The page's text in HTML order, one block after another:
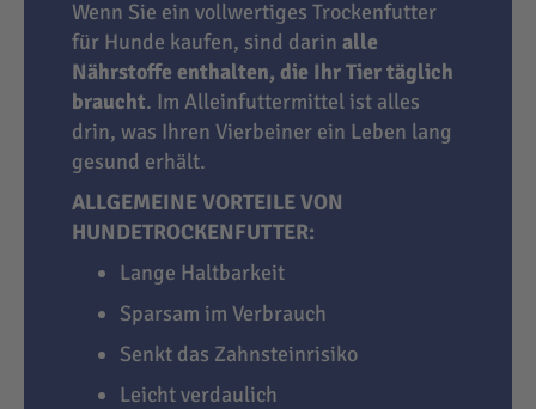
Wenn Sie ein vollwertiges Trockenfutter
für Hunde kaufen, sind darin alle
Nährstoffe enthalten, die Ihr Tier täglich
braucht. Im Alleinfuttermittel ist alles
drin, was Ihren Vierbeiner ein Leben lang
gesund erhält.
ALLGEMEINE VORTEILE VON
HUNDETROCKENFUTTER:
Lange Haltbarkeit
Sparsam im Verbrauch
Senkt das Zahnsteinrisiko
Leicht verdaulich